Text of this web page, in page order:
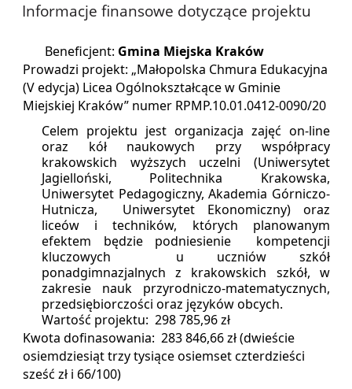
Informacje finansowe dotyczące projektu
Beneficjent: Gmina Miejska Kraków
Prowadzi projekt: „Małopolska Chmura Edukacyjna
(V edycja) Licea Ogólnokształcące w Gminie
Miejskiej Kraków” numer RPMP.10.01.0412-0090/20
Celem projektu jest organizacja zajęć on-line
oraz kół naukowych przy współpracy
krakowskich wyższych uczelni (Uniwersytet
Jagielloński, Politechnika Krakowska,
Uniwersytet Pedagogiczny, Akademia Górniczo-
Hutnicza, Uniwersytet Ekonomiczny) oraz
liceów i techników, których planowanym
efektem będzie podniesienie kompetencji
kluczowych u uczniów szkół
ponadgimnazjalnych z krakowskich szkół, w
zakresie nauk przyrodniczo-matematycznych,
przedsiębiorczości oraz języków obcych.
Wartość projektu: 298 785,96 zł
Kwota dofinasowania: 283 846,66 zł (dwieście
osiemdziesiąt trzy tysiące osiemset czterdzieści
sześć zł i 66/100)